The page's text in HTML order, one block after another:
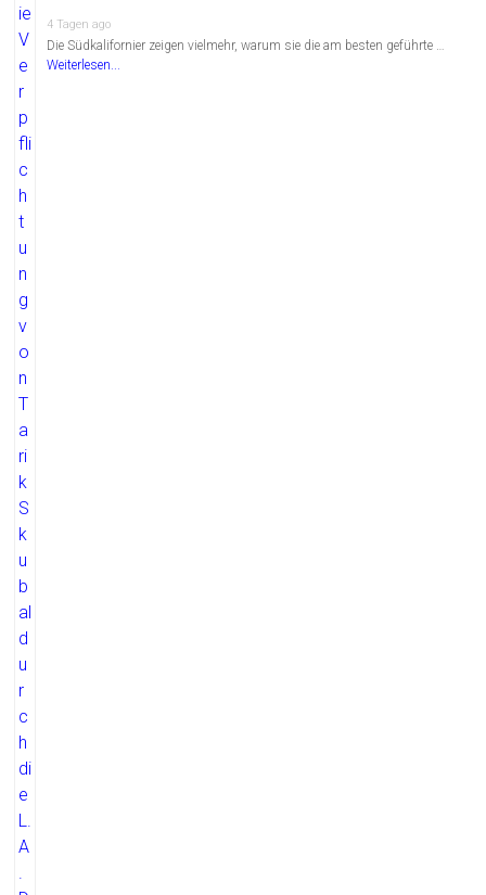
4 Tagen ago
Die Südkalifornier zeigen vielmehr, warum sie die am besten geführte …
Weiterlesen...